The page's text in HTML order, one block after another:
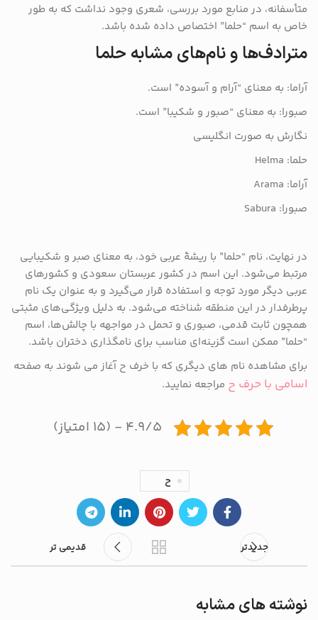
متأسفانه، در منابع مورد بررسی، شعری وجود نداشت که به طور
خاص به اسم “حلما” اختصاص داده شده باشد.
مترادف‌ها و نام‌های مشابه حلما
آراما: به معنای “آرام و آسوده” است.
صبورا: به معنای “صبور و شکیبا” است.
نگارش به صورت انگلیسی
حلما: Helma
آراما: Arama
صبورا: Sabura
در نهایت، نام “حلما” با ریشهٔ عربی خود، به معنای صبر و شکیبایی
مرتبط می‌شود. این اسم در کشور عربستان سعودی و کشورهای
عربی دیگر مورد توجه و استفاده قرار می‌گیرد و به عنوان یک نام
پرطرفدار در این منطقه شناخته می‌شود. به دلیل ویژگی‌های مثبتی
همچون ثابت قدمی، صبوری و تحمل در مواجهه با چالش‌ها، اسم
“حلما” ممکن است گزینه‌ای مناسب برای نامگذاری دختران باشد.
برای مشاهده نام های دیگری که با خرف ح آغاز می شوند به صفحه
اسامی با حرف ح مراجعه نمایید.
۴.۹/۵ - (۱۵ امتیاز)
ح
جدیدتر قدیمی تر
نوشته های مشابه